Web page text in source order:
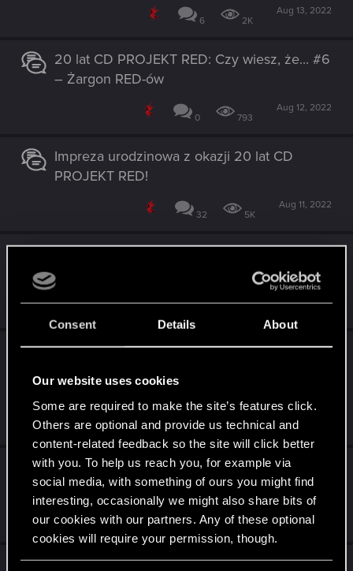
Consent Details About
Our website uses cookies
Some are required to make the site’s features click.
Others are optional and provide us technical and
content-related feedback so the site will click better
with you. To help us reach you, for example via
social media, with something of ours you might find
interesting, occasionally we might also share bits of
our cookies with our partners. Any of these optional
cookies will require your permission, though.
6 2K
Aug 13, 2022
20 lat CD PROJEKT RED: Czy wiesz, że... #6
– Żargon RED-ów
0 793
Aug 12, 2022
Impreza urodzinowa z okazji 20 lat CD
PROJEKT RED!
32 5K
Aug 11, 2022
– Społeczność w naszych grach
Aug 8, 2022
20 lat CD PROJEKT RED: Streamy
i Wino
1 607
Aug 4, 2022
20 lat CD PROJEKT RED: Rocznicowe
tapetki
1 823
Aug 2, 2022
20 lat CD PROJEKT RED: Czy wiesz, że... #4